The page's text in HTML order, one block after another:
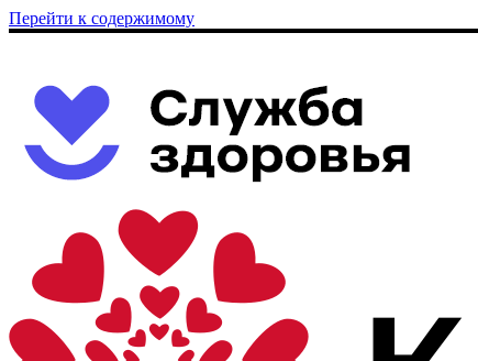
Перейти к содержимому